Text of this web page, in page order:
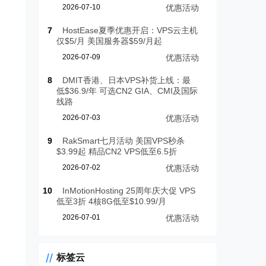
2026-07-10 优惠活动
7
HostEase夏季优惠开启：VPS云主机
仅$5/月 美国服务器$59/月起
2026-07-09 优惠活动
8
DMIT香港、日本VPS补货上线：最
低$36.9/年 可选CN2 GIA、CMI及国际
线路
2026-07-03 优惠活动
9
RakSmart七月活动 美国VPS秒杀
$3.99起 精品CN2 VPS低至6.5折
2026-07-02 优惠活动
10
InMotionHosting 25周年庆大促 VPS
低至3折 4核8G低至$10.99/月
2026-07-01 优惠活动
标签云